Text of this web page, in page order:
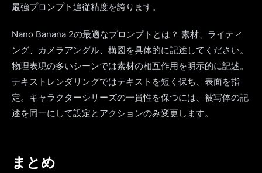
最強プロンプト追従精度を誇ります。
Nano Banana 2の最適なプロンプトとは？ 素材、ライティ
ング、カメラアングル、構図を具体的に記述してください。
物理表現の多いシーンでは素材の相互作用を明示的に記述。
テキストレンダリングではテキストを短く保ち、表面を指
定。キャラクターシリーズの一貫性を保つには、被写体の記
述を同一にして設定とアクションのみ変更します。
まとめ